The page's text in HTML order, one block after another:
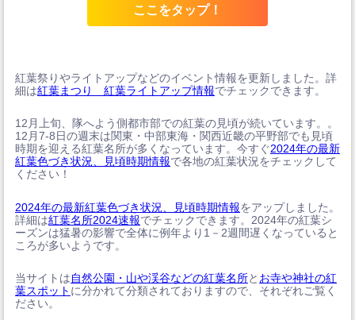
ここをタップ！
紅葉祭りやライトアップなどのイベント情報を更新しました。詳
細は紅葉まつり 紅葉ライトアップ情報でチェックできます。
12月上旬、隊へよう側都市部での紅葉の見頃が続いています。。
12月7-8日の週末は関東・中部東海・関西近畿の平野部でも見頃
時期を迎える紅葉名所が多くなっています。今すぐ2024年の最新
紅葉色づき状況、見頃時期情報で各地の紅葉状況をチェックして
ください！
2024年の最新紅葉色づき状況、見頃時期情報をアップしました。
詳細は紅葉名所2024速報でチェックできます。2024年の紅葉シ
ーズンは猛暑の影響で全体に例年より1－2週間遅くなっていると
ころが多いようです。
当サイトは自然公園・山や渓谷などの紅葉名所と お寺や神社の紅
葉スポット に分かれて分類されておりますので、それぞれご覧く
ださい。